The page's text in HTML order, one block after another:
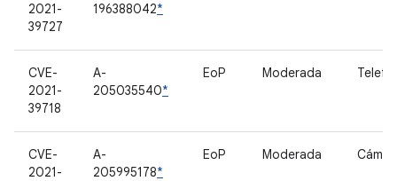
2021-
39727
196388042*
CVE-
2021-
39718
A-
205035540*
EoP Moderada
CVE-
2021-
A-
205995178*
EoP Moderada